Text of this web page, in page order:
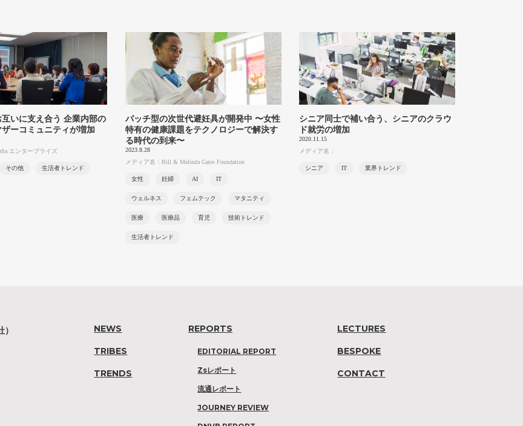
いに支え合う 企業内部の
ーコミュニティが増加
エンタープライズ
その他 生活者トレンド
パッチ型の次世代避妊具が開発中 〜女性
特有の健康課題をテクノロジーで解決す
る時代の到来〜
2023.8.28
メディア名：Bill & Melinda Gates Foundation
女性 妊婦 AI IT
ウェルネス フェムテック マタニティ
医療 医療品 育児 技術トレンド
生活者トレンド
シニア同士で補い合う、シニアのクラウ
ド就労の増加
2020.11.15
メディア名：
シニア IT 業界トレンド
NEWS
TRIBES
TRENDS
REPORTS
EDITORIAL REPORT
Zsレポート
流通レポート
JOURNEY REVIEW
LECTURES
BESPOKE
CONTACT